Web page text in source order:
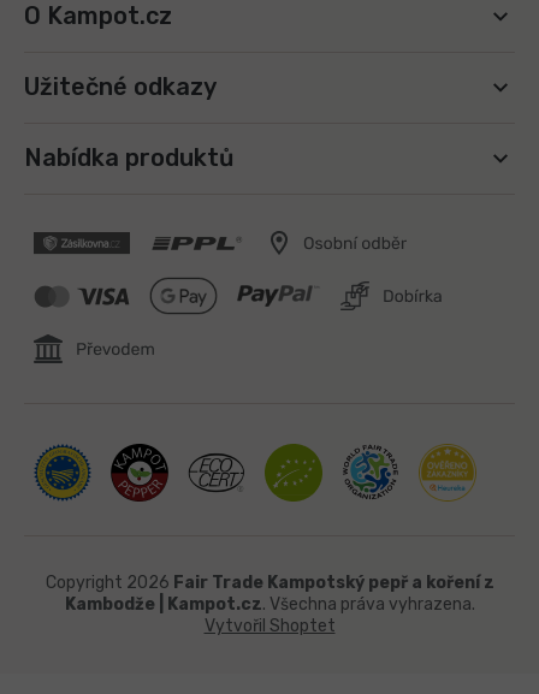
O Kampot.cz
Užitečné odkazy
Nabídka produktů
Vytvořil Shoptet
Copyright 2026 Fair Trade Kampotský pepř a koření z
Kambodže | Kampot.cz. Všechna práva vyhrazena.